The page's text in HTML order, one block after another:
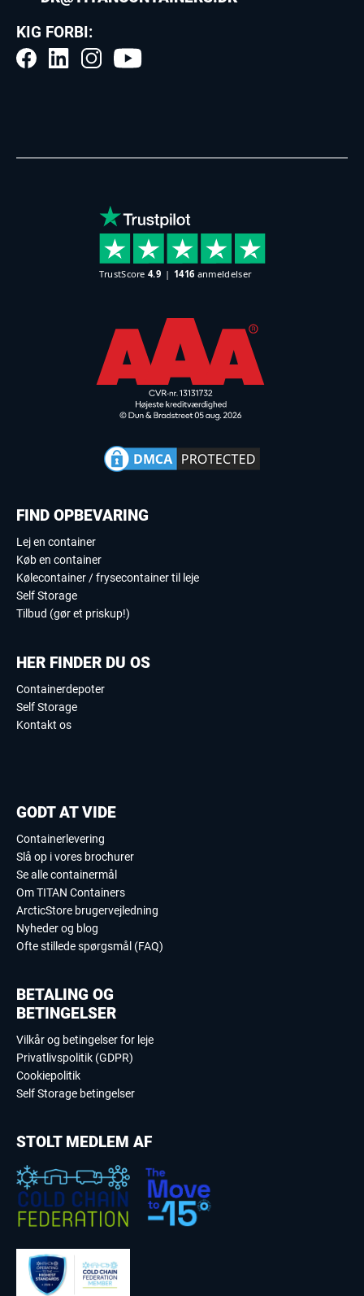
KIG FORBI:
FIND OPBEVARING
Lej en container
Køb en container
Kølecontainer / frysecontainer til leje
Self Storage
Tilbud (gør et priskup!)
HER FINDER DU OS
Containerdepoter
Self Storage
Kontakt os
GODT AT VIDE
Containerlevering
Slå op i vores brochurer
Se alle containermål
Om TITAN Containers
ArcticStore brugervejledning
Nyheder og blog
Ofte stillede spørgsmål (FAQ)
BETALING OG
BETINGELSER
Vilkår og betingelser for leje
Privatlivspolitik (GDPR)
Cookiepolitik
Self Storage betingelser
STOLT MEDLEM AF